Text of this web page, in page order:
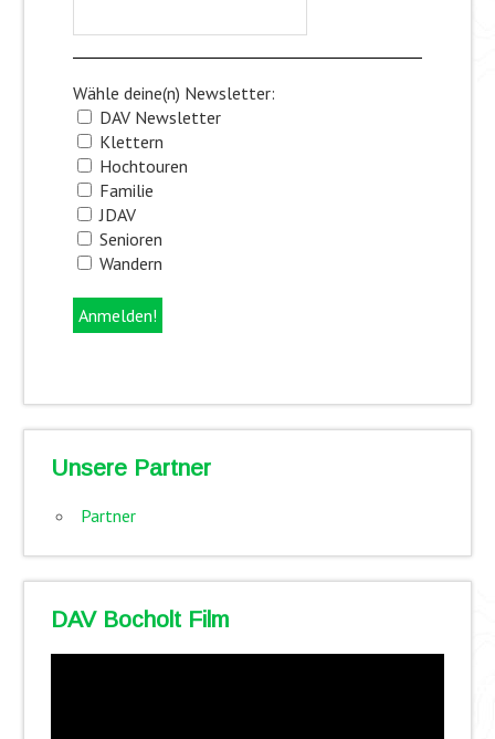
Wähle deine(n) Newsletter:
DAV Newsletter
Klettern
Hochtouren
Familie
JDAV
Senioren
Wandern
Unsere Partner
Partner
DAV Bocholt Film